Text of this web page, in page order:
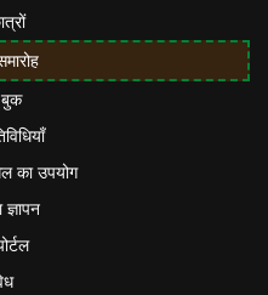
का उपयोग